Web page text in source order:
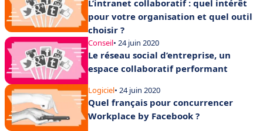
L’intranet collaboratif : quel intérêt
pour votre organisation et quel outil
choisir ?
Conseil• 24 juin 2020
Le réseau social d’entreprise, un
espace collaboratif performant
Logiciel• 24 juin 2020
Quel français pour concurrencer
Workplace by Facebook ?